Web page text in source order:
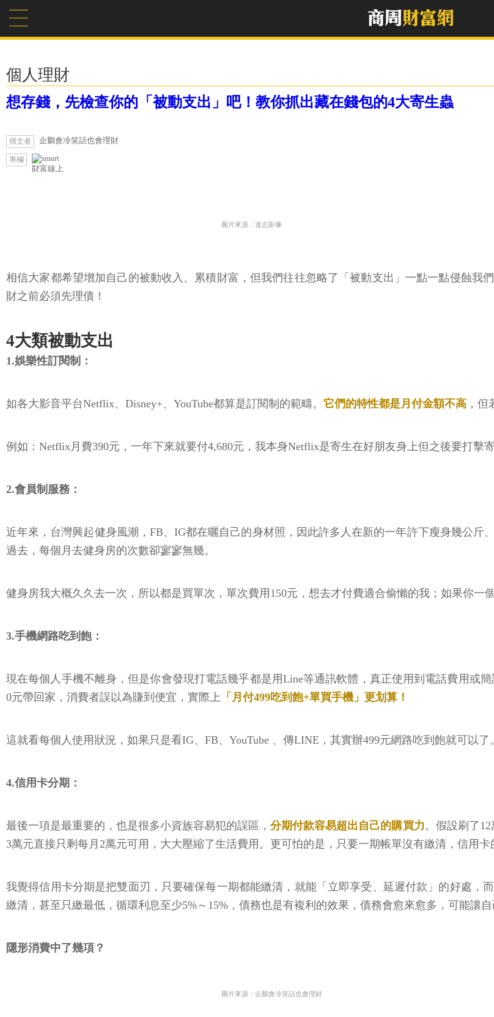
個人理財
想存錢，先檢查你的「被動支出」吧！教你抓出藏在錢包的4大寄生蟲
撰文者 企鵝會冷笑話也會理財
專欄
財富線上
圖片來源：達志影像
相信大家都希望增加自己的被動收入、累積財富，但我們往往忽略了「被動支出」一點一點侵蝕我
財之前必須先理債！
4大類被動支出
1️.娛樂性訂閱制：
如各大影音平台Netflix、Disney+、YouTube都算是訂閱制的範疇。 它們的特性都是月付金額不高 ，
例如：Netflix月費390元，一年下來就要付4,680元，我本身Netflix是寄生在好朋友身上但之後要打擊
2️.會員制服務：
近年來，台灣興起健身風潮，FB、IG都在曬自己的身材照，因此許多人在新的一年許下瘦身幾公斤
過去，每個月去健身房的次數卻寥寥無幾。
健身房我大概久久去一次，所以都是買單次，單次費用150元，想去才付費適合偷懶的我；如果你一
3️.手機網路吃到飽：
現在每個人手機不離身，但是你會發現打電話幾乎都是用Line等通訊軟體，真正使用到電話費用或
0元帶回家，消費者誤以為賺到便宜，實際上 「月付499吃到飽+單買手機」更划算！
這就看每個人使用狀況，如果只是看IG、FB、YouTube 、傳LINE，其實辦499元網路吃到飽就可以了。
4️.信用卡分期：
最後一項是最重要的，也是很多小資族容易犯的誤區，分期付款容易超出自己的購買力 。假設刷了
3萬元直接只剩每月2萬元可用，大大壓縮了生活費用。更可怕的是，只要一期帳單沒有繳清，信用卡
我覺得信用卡分期是把雙面刃，只要確保每一期都能繳清，就能「立即享受、延遲付款」的好處，
繳清，甚至只繳最低，循環利息至少5%～15%，債務也是有複利的效果，債務會愈來愈多，可能讓自
隱形消費中了幾項？
圖片來源：企鵝會冷笑話也會理財